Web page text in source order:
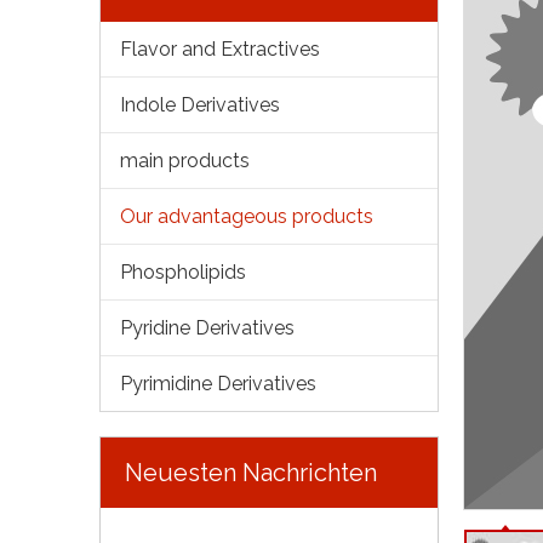
Flavor and Extractives
Indole Derivatives
main products
Our advantageous products
Phospholipids
Pyridine Derivatives
Pyrimidine Derivatives
Neuesten Nachrichten